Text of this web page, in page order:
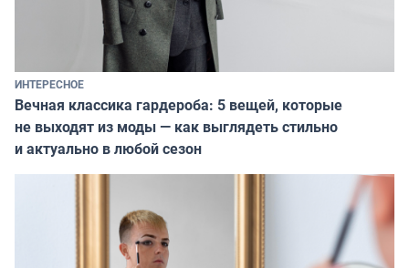
ИНТЕРЕСНОЕ
Вечная классика гардероба: 5 вещей, которые
не выходят из моды — как выглядеть стильно
и актуально в любой сезон